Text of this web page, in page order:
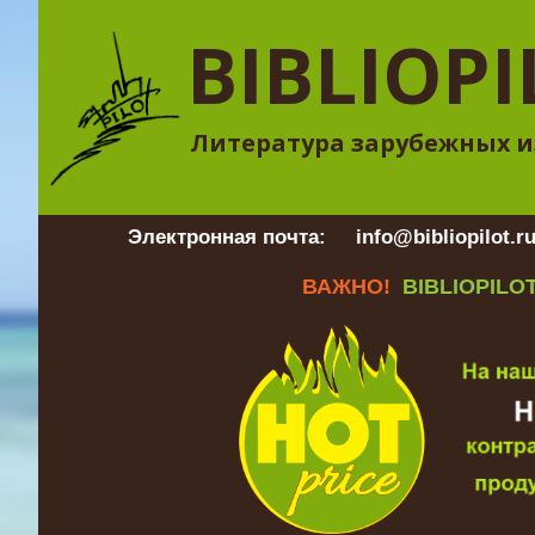
Литература зарубежных
Электронная почта: info@bibliopilot.ru
ВАЖНО!